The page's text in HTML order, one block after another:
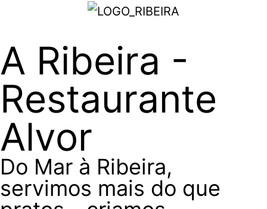
A Ribeira -
Restaurante
Alvor
Do Mar à Ribeira,
servimos mais do que